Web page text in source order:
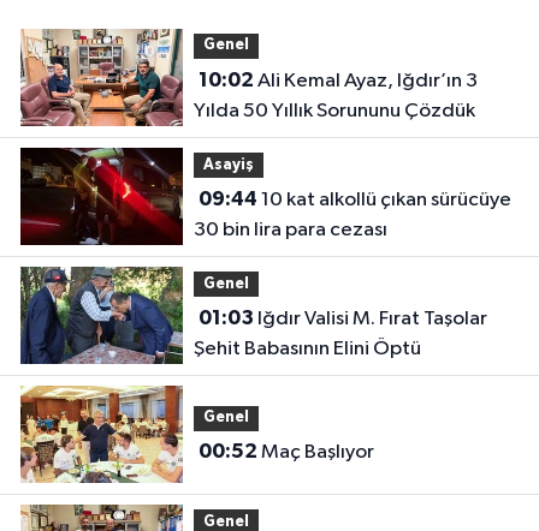
Genel
10:02
Yılda 50 Yıllık Sorununu Çözdük
Asayiş
09:44
30 bin lira para cezası
Genel
01:03
Şehit Babasının Elini Öptü
Genel
00:52 Maç Başlıyor
Genel